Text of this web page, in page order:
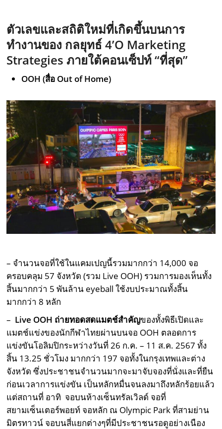
ตัวเลขและสถิติใหม่ที่เกิดขึ้นบนการ
ทำงานของ กลยุทธ์ 4’O Marketing
Strategies ภายใต้คอนเซ็ปท์ “ที่สุด”
OOH (สื่อ Out of Home)
– จำนวนจอที่ใช้ในแคมเปญนี้รวมมากกว่า 14,000 จอ
ครอบคลุม 57 จังหวัด (รวม Live OOH) รวมการมองเห็นทั้ง
สิ้นมากกว่า 5 พันล้าน eyeball ใช้งบประมาณทั้งสิ้น
มากกว่า 8 หลัก
– Live OOH ถ่ายทอดสดแมตช์สำคัญของทั้งพิธีเปิดและ
แมตช์แข่งของนักกีฬาไทยผ่านบนจอ OOH ตลอดการ
แข่งขันโอลิมปิกระหว่างวันที่ 26 ก.ค. – 11 ส.ค. 2567 ทั้ง
สิ้น 13.25 ชั่วโมง มากกว่า 197 จอทั้งในกรุงเทพและต่าง
จังหวัด ซึ่งประชาชนจำนวนมากจะมาจับจองที่นั่งและที่ยืน
ก่อนเวลาการแข่งขัน เป็นหลักหมื่นจนลงมาถึงหลักร้อยแล้ว
แต่สถานที่ อาทิ จอบนห้างเซ็นทรัลเวิลด์ จอที่
สยามเซ็นเตอร์พอยท์ จอหลัก ณ Olympic Park ที่สามย่าน
มิตรทาวน์ จอบนสี่แยกต่างๆที่มีประชาชนรอดูอย่างเนือง